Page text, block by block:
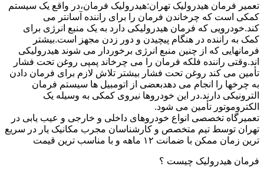
تعمیر فرمان هیدرولیک تهران:هیدرولیک فرمان،در واقع یک سیستم
کمکی است که چرخاندن فرمان را برای راننده آسانتر می
کند.خودرویی که فرمان هیدرولیکی دارد به یک منبع انرژی برای
کمک به راننده در هنگام پیچیدن و دور زدن مجهز است.بیشتر
فرمانهایی که از چنین منبع انرژی برخوردار می شوند هیدرولیکی
اند.وقتی راننده فلکه فرمان را می چرخاند پمپی روغن تحت فشار
تأمین می کند روغن تحت فشار بیشتر تلاش لازم برای فرمان دادن
به چرخها را انجام می دهدبعضی از اتومبیل ها سیستم فرمان
الترونیکی دارند.در این خودروها نیروی کمکی به وسیله یک
الکتروموتور تأمین می شود.
تعمیرگاه تخصصی انواع خودروهای داخلی و خارجی و عیب یابی در
تهران توسط تیم متخصص و کارشناسان مجرب مکانیک یار در سریع
ترین زمان ممکن با ضمانت ۱۲ ماهه و با مناسب ترین قیمت
فرمان هیدرولیک چیست ؟